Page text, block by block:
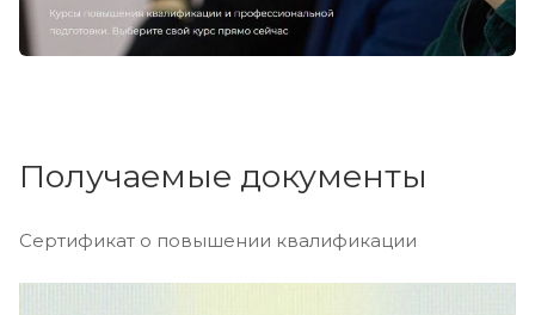
Получаемые документы
Сертификат о повышении квалификации